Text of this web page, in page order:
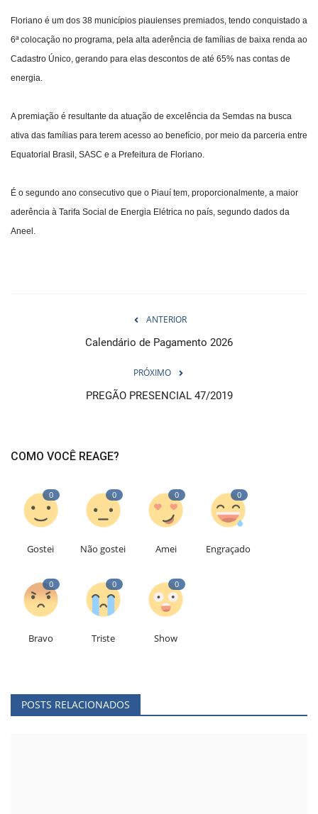
Floriano é um dos 38 municípios piauienses premiados, tendo conquistado a
6ª colocação no programa, pela alta aderência de famílias de baixa renda ao
Cadastro Único, gerando para elas descontos de até 65% nas contas de
energia.
A premiação é resultante da atuação de excelência da Semdas na busca
ativa das famílias para terem acesso ao benefício, por meio da parceria entre
Equatorial Brasil, SASC e a Prefeitura de Floriano.
É o segundo ano consecutivo que o Piauí tem, proporcionalmente, a maior
aderência à Tarifa Social de Energia Elétrica no país, segundo dados da
Aneel.
ANTERIOR
Calendário de Pagamento 2026
PRÓXIMO
PREGÃO PRESENCIAL 47/2019
COMO VOCÊ REAGE?
0
Gostei
0
Não gostei
0
Amei
0
Engraçado
0
Bravo
0
Triste
0
Show
POSTS RELACIONADOS